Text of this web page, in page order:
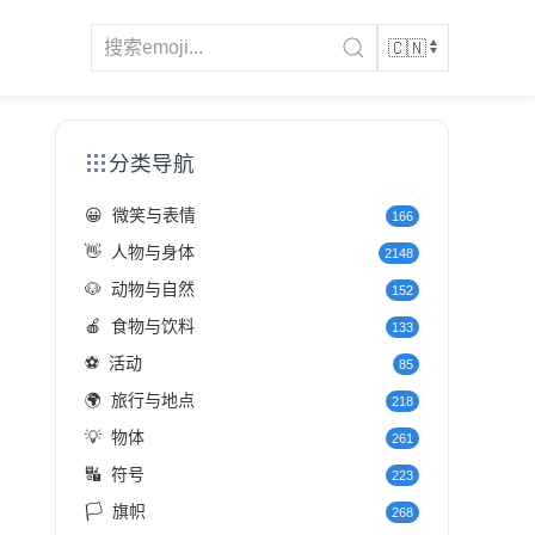
分类导航
😀 微笑与表情 166
👋 人物与身体 2148
🐶 动物与自然 152
🍎 食物与饮料 133
⚽ 活动 85
🌍 旅行与地点 218
💡 物体 261
🔣 符号 223
🏳️ 旗帜 268